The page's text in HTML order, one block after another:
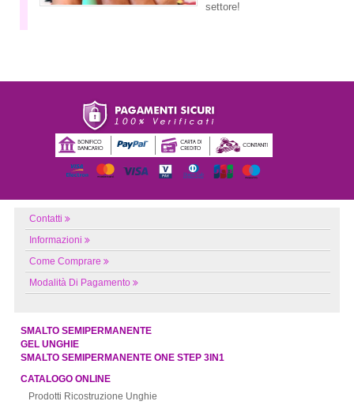
settore!
Contatti
Informazioni
Come Comprare
Modalità Di Pagamento
SMALTO SEMIPERMANENTE
GEL UNGHIE
SMALTO SEMIPERMANENTE ONE STEP 3IN1
CATALOGO ONLINE
Prodotti Ricostruzione Unghie